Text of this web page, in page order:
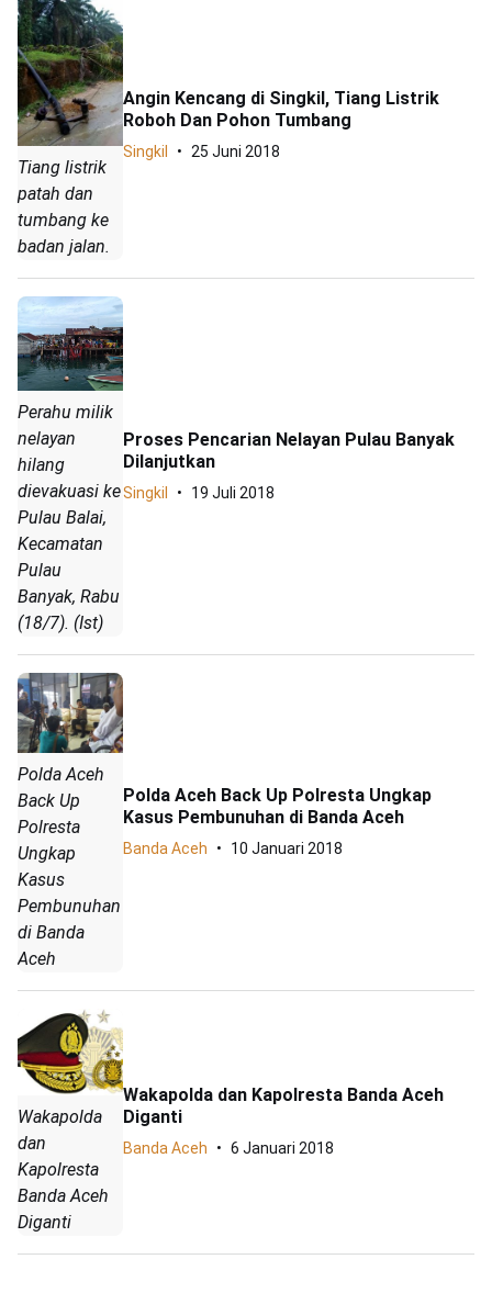
Tiang listrik
patah dan
tumbang ke
badan jalan.
Angin Kencang di Singkil, Tiang Listrik
Roboh Dan Pohon Tumbang
Singkil 25 Juni 2018
Perahu milik
nelayan
hilang
dievakuasi ke
Pulau Balai,
Kecamatan
Pulau
Banyak, Rabu
(18/7). (Ist)
Proses Pencarian Nelayan Pulau Banyak
Dilanjutkan
Singkil 19 Juli 2018
Polda Aceh
Back Up
Polresta
Ungkap
Kasus
Pembunuhan
di Banda
Aceh
Polda Aceh Back Up Polresta Ungkap
Kasus Pembunuhan di Banda Aceh
Banda Aceh 10 Januari 2018
Wakapolda
dan
Kapolresta
Banda Aceh
Diganti
Wakapolda dan Kapolresta Banda Aceh
Diganti
Banda Aceh 6 Januari 2018